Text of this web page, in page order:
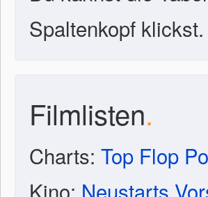
Spaltenkopf klickst.
Filmlisten.
Charts: Top Flop
Kino: Neustarts